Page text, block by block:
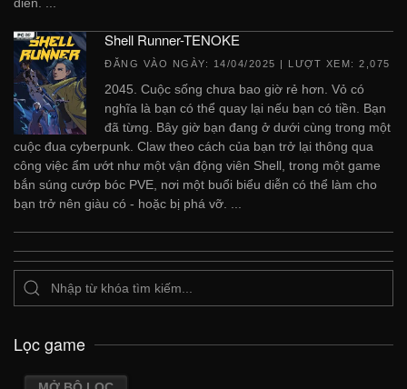
Shell Runner-TENOKE
ĐĂNG VÀO NGÀY: 14/04/2025 | LƯỢT XEM: 2,075
2045. Cuộc sống chưa bao giờ rẻ hơn. Vỏ có
nghĩa là bạn có thể quay lại nếu bạn có tiền. Bạn
đã từng. Bây giờ bạn đang ở dưới cùng trong một
cuộc đua cyberpunk. Claw theo cách của bạn trở lại thông qua
công việc ẩm ướt như một vận động viên Shell, trong một game
bắn súng cướp bóc PVE, nơi một buổi biểu diễn có thể làm cho
bạn trở nên giàu có - hoặc bị phá vỡ. ...
Lọc game